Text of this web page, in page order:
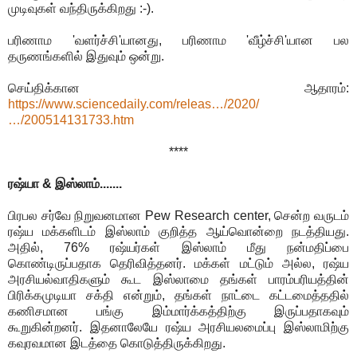
முடிவுகள் வந்திருக்கிறது :-).
பரிணாம 'வளர்ச்சி'யானது, பரிணாம 'வீழ்ச்சி'யான பல
தருணங்களில் இதுவும் ஒன்று.
செய்திக்கான ஆதாரம்:
https://www.sciencedaily.com/releas…/2020/
…/200514131733.htm
****
ரஷ்யா & இஸ்லாம்.......
பிரபல சர்வே நிறுவனமான Pew Research center, சென்ற வருடம்
ரஷ்ய மக்களிடம் இஸ்லாம் குறித்த ஆய்வொன்றை நடத்தியது.
அதில், 76% ரஷ்யர்கள் இஸ்லாம் மீது நன்மதிப்பை
கொண்டிருப்பதாக தெரிவித்தனர். மக்கள் மட்டும் அல்ல, ரஷ்ய
அரசியல்வாதிகளும் கூட இஸ்லாமை தங்கள் பாரம்பரியத்தின்
பிரிக்கமுடியா சக்தி என்றும், தங்கள் நாட்டை கட்டமைத்ததில்
கணிசமான பங்கு இம்மார்க்கத்திற்கு இருப்பதாகவும்
கூறுகின்றனர். இதனாலேயே ரஷ்ய அரசியலமைப்பு இஸ்லாமிற்கு
கவுரவமான இடத்தை கொடுத்திருக்கிறது.